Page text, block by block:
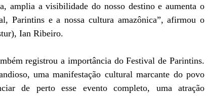
amplia a visibilidade do nosso destino e aumenta o
Parintins e a nossa cultura amazônica”, afirmou o
Ian Ribeiro.
registrou a importância do Festival de Parintins.
uma manifestação cultural marcante do povo
de perto esse evento completo, uma atração